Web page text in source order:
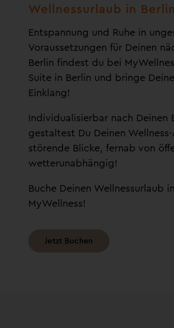
Wellnessurlaub in Berlin
Entspannung und Ruhe in
Voraussetzungen für Deinen
Berlin findest du bei
Suite in Berlin und bringe
Einklang!
Individualisierbar nach Deinen
gestaltest Du Deinen
störende Blicke, fernab von
wetterunabhängig!
Buche Deinen Wellnessurlaub
MyWellness!
Jetzt Buchen